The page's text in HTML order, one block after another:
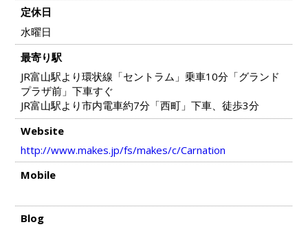
定休日
水曜日
最寄り駅
JR富山駅より環状線「セントラム」乗車10分「グランド
プラザ前」下車すぐ
JR富山駅より市内電車約7分「西町」下車、徒歩3分
Website
http://www.makes.jp/fs/makes/c/Carnation
Mobile
Blog